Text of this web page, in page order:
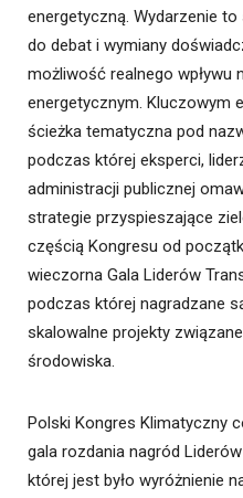
energetyczną. Wydarzenie
do debat i wymiany
możliwość realnego wpływu
energetycznym. Kluczowym
ścieżka tematyczna pod
podczas której eksperci,
administracji publicznej
strategie przyspieszające
częścią Kongresu od
wieczorna Gala Liderów
podczas której nagradzane
skalowalne projekty
środowiska.
Polski Kongres Klimatyczny
gala rozdania nagród
której jest było wyróżnienie